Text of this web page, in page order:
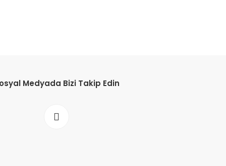
Medyada Bizi Takip Edin